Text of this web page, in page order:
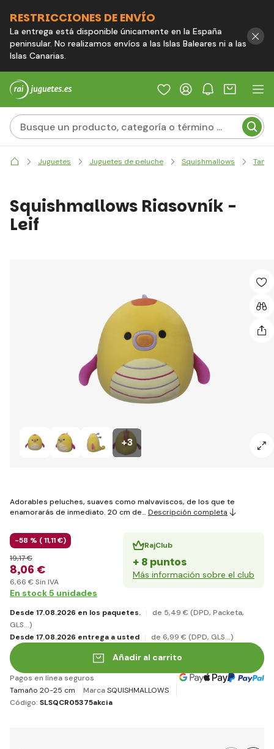
RESTRICCIONES DE ENVÍO
La entrega está disponible únicamente en la España
peninsular. No realizamos envíos a las Islas Baleares ni a las
Islas Canarias.
Juguetes Juguetes de peluche Squishmallows
+3
Squishmallows Riasovník -
Leif
Adorables peluches, suaves como malvaviscos, de los que te
enamorarás de inmediato. 20 cm de… Descripción completa
-58 % (11,11 €)
8,06 €
19,17 €
6,66 € Sin IVA
RajClub
+ 8 puntos
Más información sobre el club
En stock 5 unidades
Desde 17.08.2026 en los paquetes. de 5,49 € (DPD, Packeta,
GLS...)
Desde 17.08.2026 entrega a usted
de 6,99 € (DPD, GLS...)
Añadir al carrito
Pagos en línea seguros
Tamaño 20-25 cm
MarcaSQUISHMALLOWS
Código: SLSQCR05375akcia